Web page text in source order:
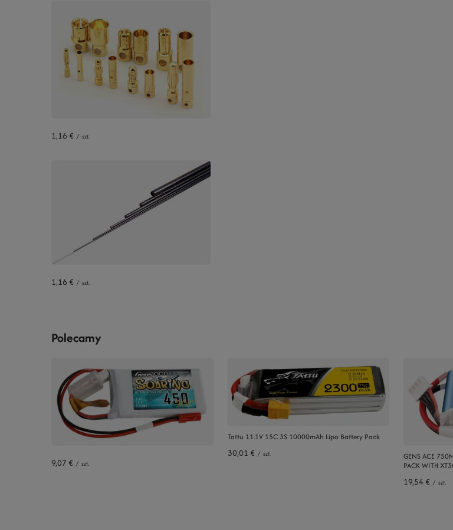
1,16 € / szt.
1,16 € / szt.
Polecamy
9,07 € / szt.
Tattu 11.1V 15C 3S 10000mAh Lipo Battery Pack
30,01 € / szt.
GENS ACE
PACK WITH
19,54 € / szt.